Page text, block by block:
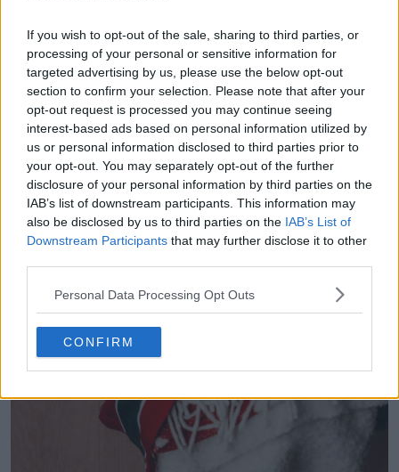
If you wish to opt-out of the sale, sharing to third parties, or
processing of your personal or sensitive information for
targeted advertising by us, please use the below opt-out
section to confirm your selection. Please note that after your
opt-out request is processed you may continue seeing
interest-based ads based on personal information utilized by
us or personal information disclosed to third parties prior to
your opt-out. You may separately opt-out of the further
disclosure of your personal information by third parties on the
IAB’s list of downstream participants. This information may
also be disclosed by us to third parties on the IAB’s List of
Downstream Participants that may further disclose it to other
Personal Data Processing Opt Outs
CONFIRM